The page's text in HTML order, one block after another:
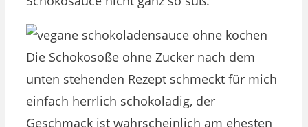
Die Schokosoße ohne Zucker nach dem
unten stehenden Rezept schmeckt für mich
einfach herrlich schokoladig, der
Geschmack ist wahrscheinlich am ehesten